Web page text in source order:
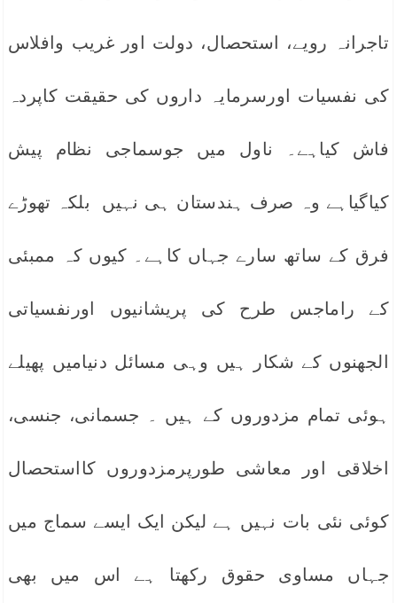
تاجرانہ رویے، استحصال، دولت اور غریب وافلاس
کی نفسیات اورسرمایہ داروں کی حقیقت کاپردہ
فاش کیاہے۔ ناول میں جوسماجی نظام پیش
کیاگیاہے وہ صرف ہندستان ہی نہیں بلکہ تھوڑے
فرق کے ساتھ سارے جہاں کاہے۔ کیوں کہ ممبئی
کے راماجس طرح کی پریشانیوں اورنفسیاتی
الجھنوں کے شکار ہیں وہی مسائل دنیامیں پھیلے
ہوئی تمام مزدوروں کے ہیں ۔ جسمانی، جنسی،
اخلاقی اور معاشی طورپرمزدوروں کااستحصال
کوئی نئی بات نہیں ہے لیکن ایک ایسے سماج میں
جہاں مساوی حقوق رکھتا ہے اس میں بھی